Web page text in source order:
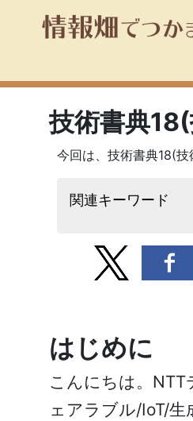
技術書典
今回は、技術書典18(
関連キーワード
はじめに
こんにちは。
ェアラブル/IoT/生